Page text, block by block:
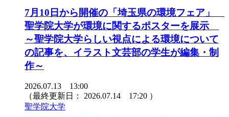
7月10日から開催の「埼玉県の環境フェア」
聖学院大学が環境に関するポスターを展示
～聖学院大学らしい視点による環境について
の記事を、イラスト文芸部の学生が編集・制
作～
2026.07.13 13:00
（最終更新日： 2026.07.14 17:20 ）
聖学院大学